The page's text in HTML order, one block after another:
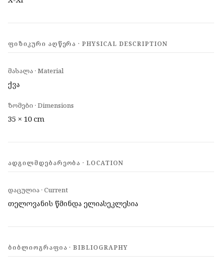
ᲤᲘᲖᲘᲙᲣᲠᲘ ᲐᲦᲬᲔᲠᲐ · PHYSICAL DESCRIPTION
მასალა · Material
ქვა
ზომები · Dimensions
35 × 10 cm
ᲐᲓᲒᲘᲚᲛᲓᲔᲑᲐᲠᲔᲝᲑᲐ · LOCATION
დაცულია · Current
თელოვანის წმინდა ელიასეკლესია
ᲑᲘᲑᲚᲘᲝᲒᲠᲐᲤᲘᲐ · BIBLIOGRAPHY